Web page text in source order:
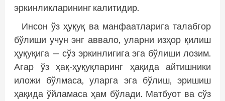
эркинликларининг калитидир.
Инсон ўз ҳуқуқ ва манфаатларига талабгор
бўлиши учун энг аввало, уларни изҳор қилиш
ҳуқуқига — сўз эркинлигига эга бўлиши лозим.
Агар ўз ҳақ-ҳуқуқларинг ҳақида айтишники
иложи бўлмаса, уларга эга бўлиш, эришиш
ҳақида ўйламаса ҳам бўлади. Матбуот ва сўз